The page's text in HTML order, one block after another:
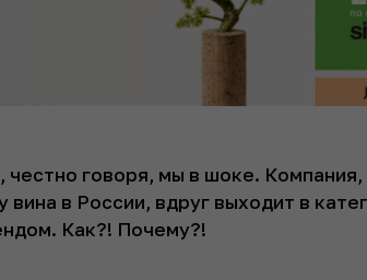
честно говоря, мы в шоке. Компания,
вина в России, вдруг выходит в
Как?! Почему?!